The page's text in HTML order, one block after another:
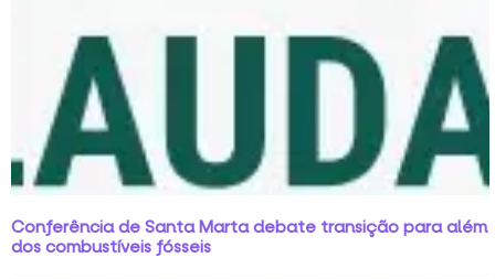
Conferência de Santa Marta debate transição para além
dos combustíveis fósseis